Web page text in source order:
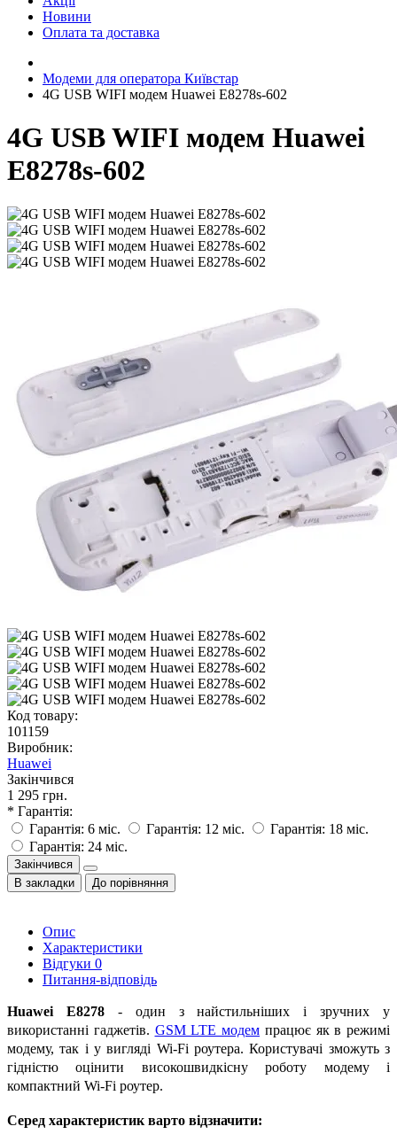
Новини
Оплата та доставка
Модеми для оператора Київстар
4G USB WIFI модем Huawei E8278s-602
4G USB WIFI модем Huawei
E8278s-602
Код товару:
101159
Виробник:
Huawei
Закінчився
1 295 грн.
* Гарантія:
Гарантія: 6 міс.
Гарантія: 12 міс.
Гарантія: 18 міс.
Гарантія: 24 міс.
Закінчився
В закладки
До порівняння
Опис
Характеристики
Відгуки 0
Питання-відповідь
Huawei E8278- один з найстильніших і зручних у
використанні гаджетів. GSM LTE модем працює як в режимі
модему, так і у вигляді Wi-Fi роутера. Користувачі зможуть з
гідністю оцінити високошвидкісну роботу модему і
компактний Wi-Fi роутер.
Серед характеристик варто відзначити: